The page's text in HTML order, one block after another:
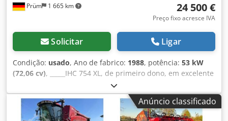
Prüm 1 665 km 24 500 €
Preço fixo acresce IVA
Solicitar Ligar
Condição: usado, Ano de fabrico: 1988, potência: 53 kW
(72,06 cv), _____IHC 754 XL, de primeiro dono, em excelente
estado. Horas de utilização: aproximadamente 8.600. Ano
de fabricação: 1988. Elevação dianteira. Tomada de força
dianteira. Caixa de velocidades de 30 km/h. Preço:
24.500,00 euros, sem IVA. Localização: [informação
Anúncio classificado